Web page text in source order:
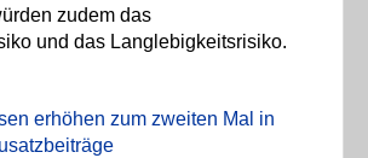
zudem das
und das Langlebigkeitsrisiko.